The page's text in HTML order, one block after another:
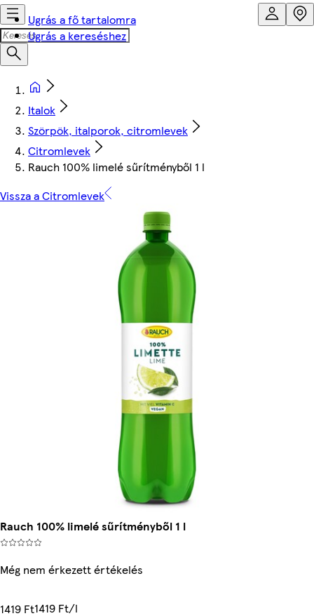
Ugrás a fő tartalomra
Ugrás a kereséshez
Italok
Szörpök, italporok, citromlevek
Citromlevek
Rauch 100% limelé sűrítményből 1 l
Vissza a Citromlevek
Rauch 100% limelé sűrítményből 1 l
Még nem érkezett értékelés
1419 Ft1419 Ft/l